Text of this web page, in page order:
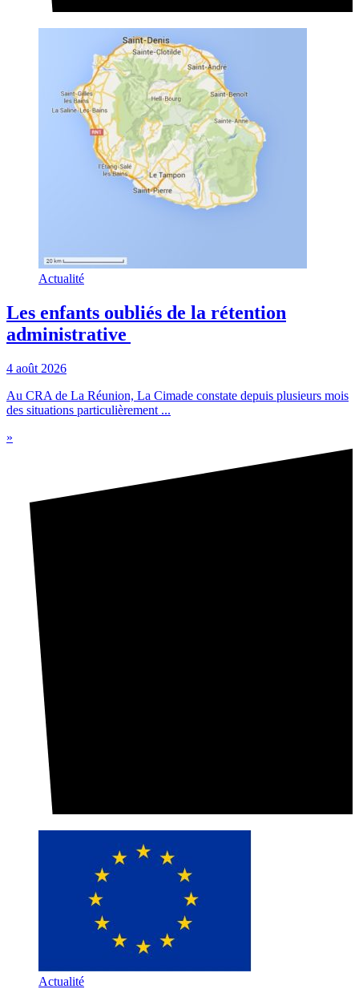
Actualité
Les enfants oubliés de la rétention
administrative
4 août 2026
Au CRA de La Réunion, La Cimade constate depuis plusieurs mois
des situations particulièrement ...
»
Actualité